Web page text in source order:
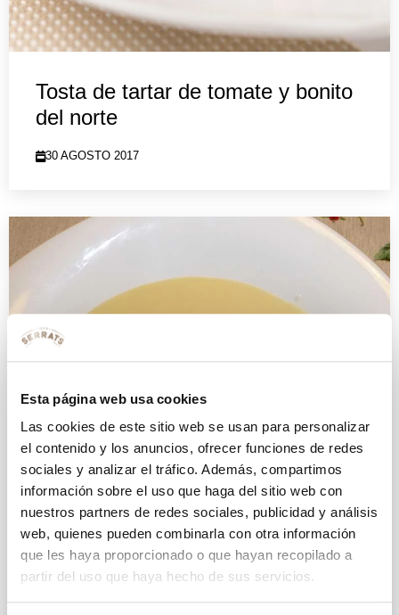
Esta página web usa cookies
Las cookies de este sitio web se usan para personalizar
el contenido y los anuncios, ofrecer funciones de redes
sociales y analizar el tráfico. Además, compartimos
información sobre el uso que haga del sitio web con
nuestros partners de redes sociales, publicidad y análisis
web, quienes pueden combinarla con otra información
que les haya proporcionado o que hayan recopilado a
partir del uso que haya hecho de sus servicios.
Tosta de tartar de tomate y bonito
del norte
30 AGOSTO 2017